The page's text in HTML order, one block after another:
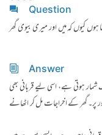
Question
ہوں کیوں کہ میں اور میری بیوی گھر
Answer
ہوتی ہے، اسی لیے قربانی بھی
پر۔ گھر کے اخراجات مل کر اٹھانے